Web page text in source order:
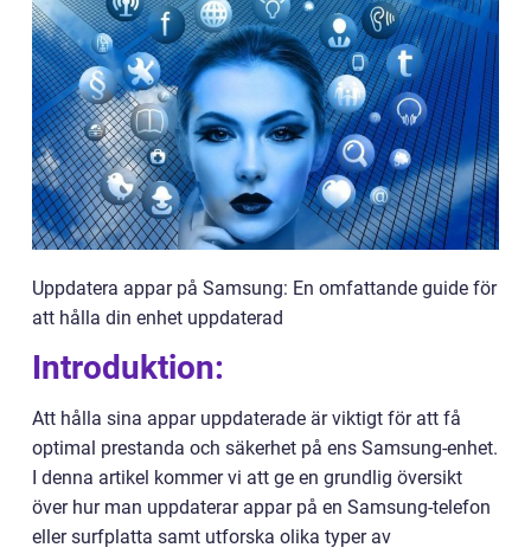
Uppdatera appar på Samsung: En omfattande guide för
att hålla din enhet uppdaterad
Introduktion:
Att hålla sina appar uppdaterade är viktigt för att få
optimal prestanda och säkerhet på ens Samsung-enhet.
I denna artikel kommer vi att ge en grundlig översikt
över hur man uppdaterar appar på en Samsung-telefon
eller surfplatta samt utforska olika typer av